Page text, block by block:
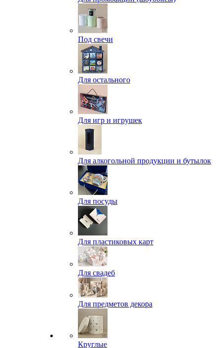
Под свечи
Для остального
Для игр и игрушек
Для алкогольной продукции и бутылок
Для посуды
Для пластиковых карт
Для свадеб
Для предметов декора
Круглые